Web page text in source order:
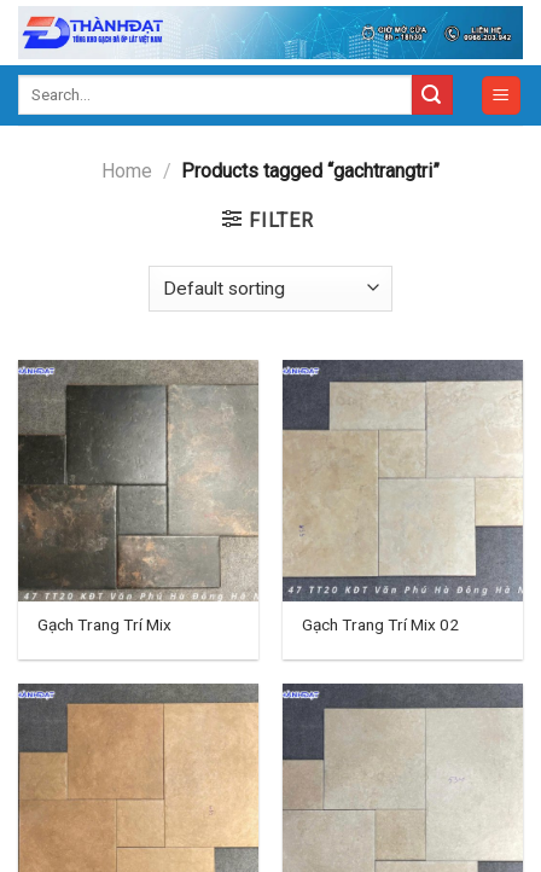
Skip
content
Home / Products tagged “gachtrangtri”
FILTER
Gạch Trang Trí Mix Gạch Trang Trí Mix 02